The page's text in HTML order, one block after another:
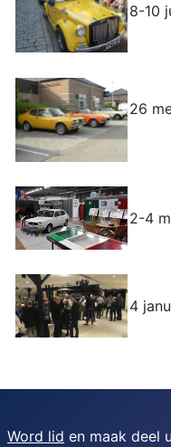
8-10
26
2-4
4
Word lid en maak deel